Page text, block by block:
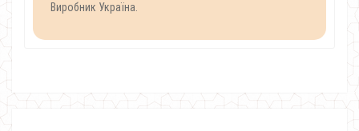
Виробник Україна.